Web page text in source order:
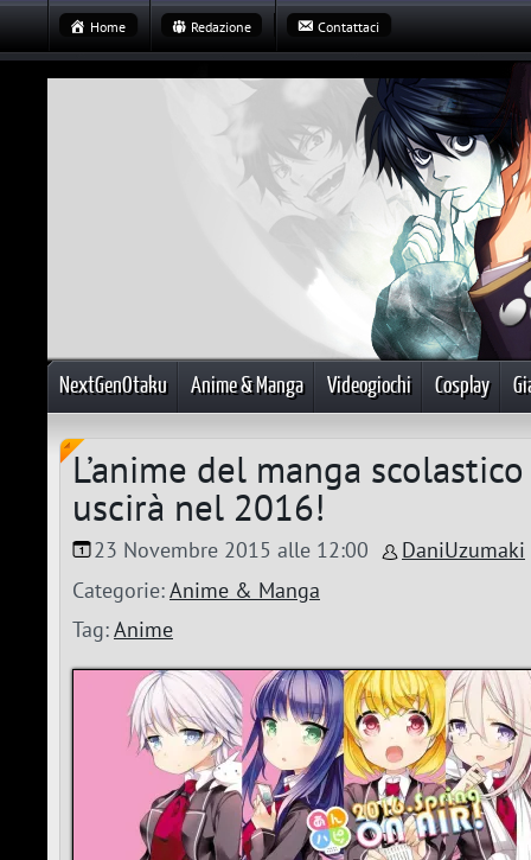
Home Redazione Contattaci
NextGenOtaku Anime & Manga Videogiochi Cosplay
L’anime del manga scolastico
uscirà nel 2016!
23 Novembre 2015 alle 12:00
DaniUzumaki
Categorie:Anime & Manga
Tag:Anime